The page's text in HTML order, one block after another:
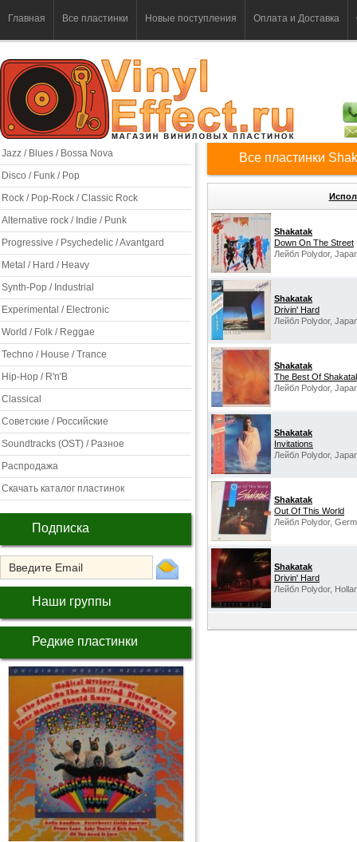
Главная Все пластинки Новые поступления Оплата и Доставка
Jazz / Blues / Bossa Nova
Disco / Funk / Pop
Rock / Pop-Rock / Classic Rock
Alternative rock / Indie / Punk
Progressive / Psychedelic / Avantgard
Metal / Hard / Heavy
Synth-Pop / Industrial
Experimental / Electronic
World / Folk / Reggae
Techno / House / Trance
Hip-Hop / R'n'B
Classical
Советские / Российские
Soundtracks (OST) / Разное
Распродажа
Скачать каталог пластинок
Подписка
Наши группы
Редкие пластинки
Все пластинки
Shakatak
Down On The Street
Лейбл Polydor,
Shakatak
Drivin' Hard
Лейбл Polydor,
Shakatak
The Best Of
Лейбл Polydor,
Shakatak
Invitations
Лейбл Polydor,
Shakatak
Out Of This World
Лейбл Polydor,
Shakatak
Drivin' Hard
Лейбл Polydor,